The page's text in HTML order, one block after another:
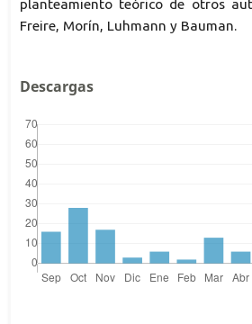
planteamiento teórico de otros
Freire, Morín, Luhmann y Bauman.
Descargas